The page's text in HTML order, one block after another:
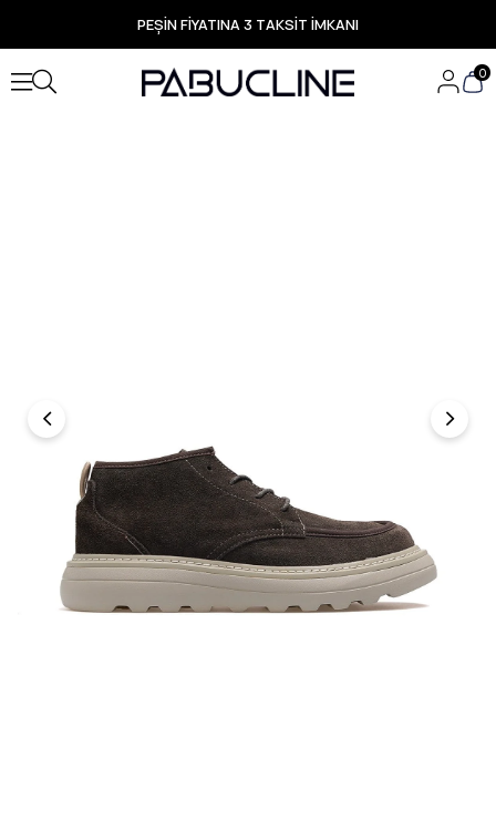
PEŞİN FİYATINA 3 TAKSİT İMKANI
TÜM ÜRÜNLERDE ÜCRETSİZ KARGO
Yeni Sezon Ürünlerde Özel Fırsatlar
Seçili Ürünlerde Hızlı Teslimat
0